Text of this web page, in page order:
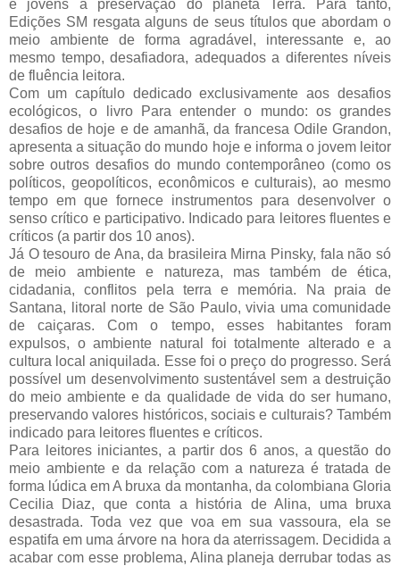
e jovens a preservação do planeta Terra. Para tanto,
Edições SM resgata alguns de seus títulos que abordam o
meio ambiente de forma agradável, interessante e, ao
mesmo tempo, desafiadora, adequados a diferentes níveis
de fluência leitora.
Com um capítulo dedicado exclusivamente aos desafios
ecológicos, o livro Para entender o mundo: os grandes
desafios de hoje e de amanhã, da francesa Odile Grandon,
apresenta a situação do mundo hoje e informa o jovem leitor
sobre outros desafios do mundo contemporâneo (como os
políticos, geopolíticos, econômicos e culturais), ao mesmo
tempo em que fornece instrumentos para desenvolver o
senso crítico e participativo. Indicado para leitores fluentes e
críticos (a partir dos 10 anos).
Já O tesouro de Ana, da brasileira Mirna Pinsky, fala não só
de meio ambiente e natureza, mas também de ética,
cidadania, conflitos pela terra e memória. Na praia de
Santana, litoral norte de São Paulo, vivia uma comunidade
de caiçaras. Com o tempo, esses habitantes foram
expulsos, o ambiente natural foi totalmente alterado e a
cultura local aniquilada. Esse foi o preço do progresso. Será
possível um desenvolvimento sustentável sem a destruição
do meio ambiente e da qualidade de vida do ser humano,
preservando valores históricos, sociais e culturais? Também
indicado para leitores fluentes e críticos.
Para leitores iniciantes, a partir dos 6 anos, a questão do
meio ambiente e da relação com a natureza é tratada de
forma lúdica em A bruxa da montanha, da colombiana Gloria
Cecilia Diaz, que conta a história de Alina, uma bruxa
desastrada. Toda vez que voa em sua vassoura, ela se
espatifa em uma árvore na hora da aterrissagem. Decidida a
acabar com esse problema, Alina planeja derrubar todas as